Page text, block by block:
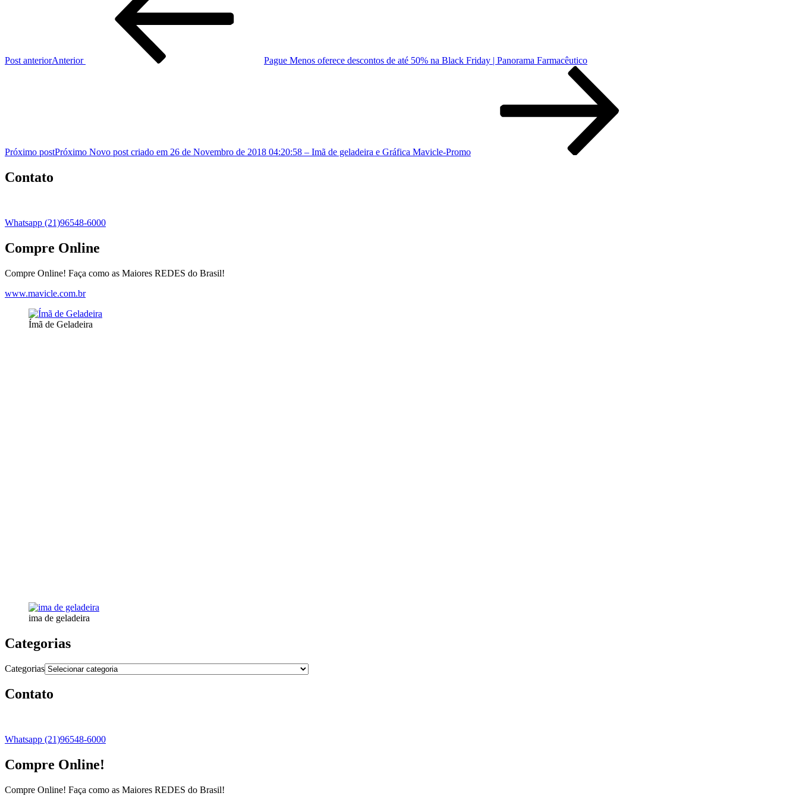
Post anteriorAnterior Pague Menos oferece descontos de até 50% na Black Friday | Panorama Farmacêutico
Próximo postPróximo Novo post criado em 26 de Novembro de 2018 04:20:58 – Imã de geladeira e Gráfica Mavicle-Promo
Contato
Whatsapp (21)96548-6000
Compre Online
Compre Online! Faça como as Maiores REDES do Brasil!
www.mavicle.com.br
Ímã de Geladeira
ima de geladeira
Categorias
Categorias
Contato
Whatsapp (21)96548-6000
Compre Online!
Compre Online! Faça como as Maiores REDES do Brasil!